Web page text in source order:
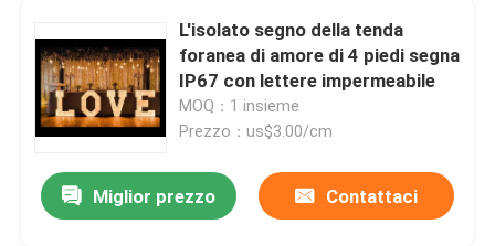
Prodotti
Circa noi
Giro della fabbrica
L'isolato segno della tenda
foranea di amore di 4 piedi segna
IP67 con lettere impermeabile
MOQ：1 insieme
Prezzo：us$3.00/cm
Miglior prezzo Contattaci